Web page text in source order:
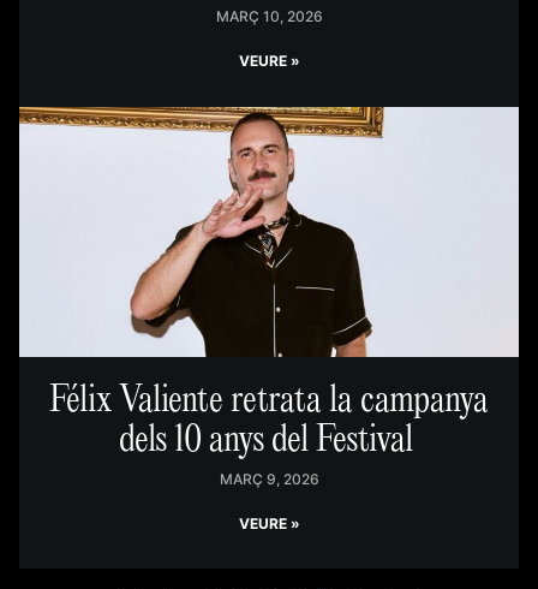
MARÇ 10, 2026
VEURE »
Félix Valiente retrata la campanya
dels 10 anys del Festival
MARÇ 9, 2026
VEURE »